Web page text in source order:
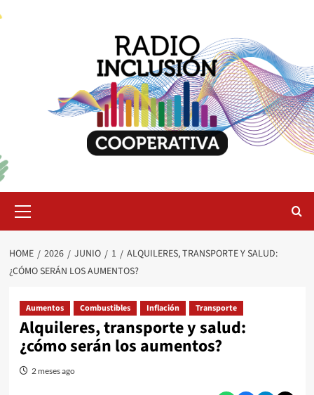
Menu
HOME 2026 JUNIO 1
ALQUILERES, TRANSPORTE Y SALUD:
¿CÓMO SERÁN LOS AUMENTOS?
Aumentos Combustibles Inflación Transporte
Alquileres, transporte y salud:
¿cómo serán los aumentos?
2 meses ago